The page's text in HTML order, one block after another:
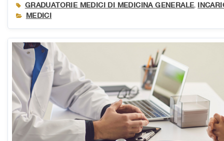
GRADUATORIE MEDICI DI MEDICINA GENERALE,
MEDICI